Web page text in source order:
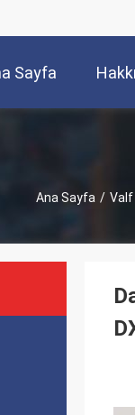
Sayfa
Ana Sayfa / Valf